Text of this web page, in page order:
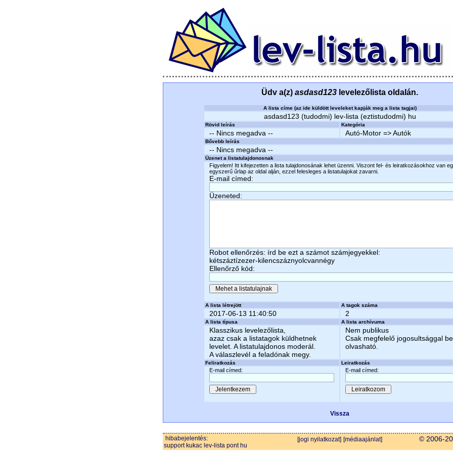
Üdv a(z) asdasd123 levelezőlista oldalán.
A lista címe (az ide küldött leveleket kapják meg a lista tagjai)
asdasd123 (tudodmi) lev-lista (eztistudodmi) hu
Rövid leírás Kategória
-- Nincs megadva -- Autó-Motor => Autók
Bővebb leírás
-- Nincs megadva --
Üzenet a listatulajdonosnak
Figyelem! Itt kifejezetten a lista tulajdonosának lehet üzenni. Viszont fel- és leiratkozásokhoz van
egyszerű űrlap az oldal alján, ezzel felesleges a listatulajokat zavarni.
E-mail címed:
Üzeneted:
Robot ellenőrzés: írd be ezt a számot számjegyekkel:
kétszáztízezer-kilencszáznyolcvannégy
Ellenőrző kód:
A lista létrejött A tagok száma
2017-06-13 11:40:50 2
A lista típusa A lista archívuma
Klasszikus levelezőlista,
azaz csak a listatagok küldhetnek
levelet. A listatulajdonos moderál.
A válaszlevél a feladónak megy.
Nem publikus
Csak megfelelő jogosultsággal
olvasható.
Feliratkozás Leiratkozás
E-mail címed: E-mail címed:
Vissza
hibabejelentés:
support kukac lev-lista pont hu
© 2006-
[jogi nyilatkozat] [médiaajánlat]